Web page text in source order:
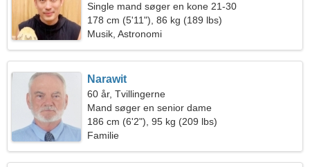
Single mand søger en kone 21-30
178 cm (5'11"), 86 kg (189 lbs)
Musik, Astronomi
Narawit
60 år, Tvillingerne
Mand søger en senior dame
186 cm (6'2"), 95 kg (209 lbs)
Familie